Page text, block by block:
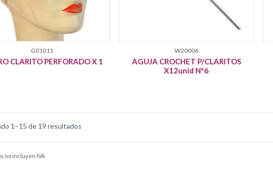
G01011
CLARITO PERFORADO X 1
W20006
AGUJA CROCHET P/CLARITOS
X12unid Nº6
1–15 de 19 resultados
no incluyen IVA